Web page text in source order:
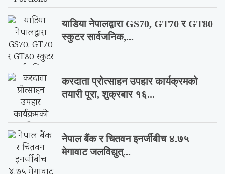
याडिया नेपालद्वारा GS70, GT70 र GT80
स्कुटर सार्वजनिक,...
करदाता प्रोत्साहन उपहार कार्यक्रमको
तयारी पूरा, शुक्रबार १६...
नेपाल बैंक र चितवन इनर्जीबीच ४.७५
मेगावाट जलविद्युत्...